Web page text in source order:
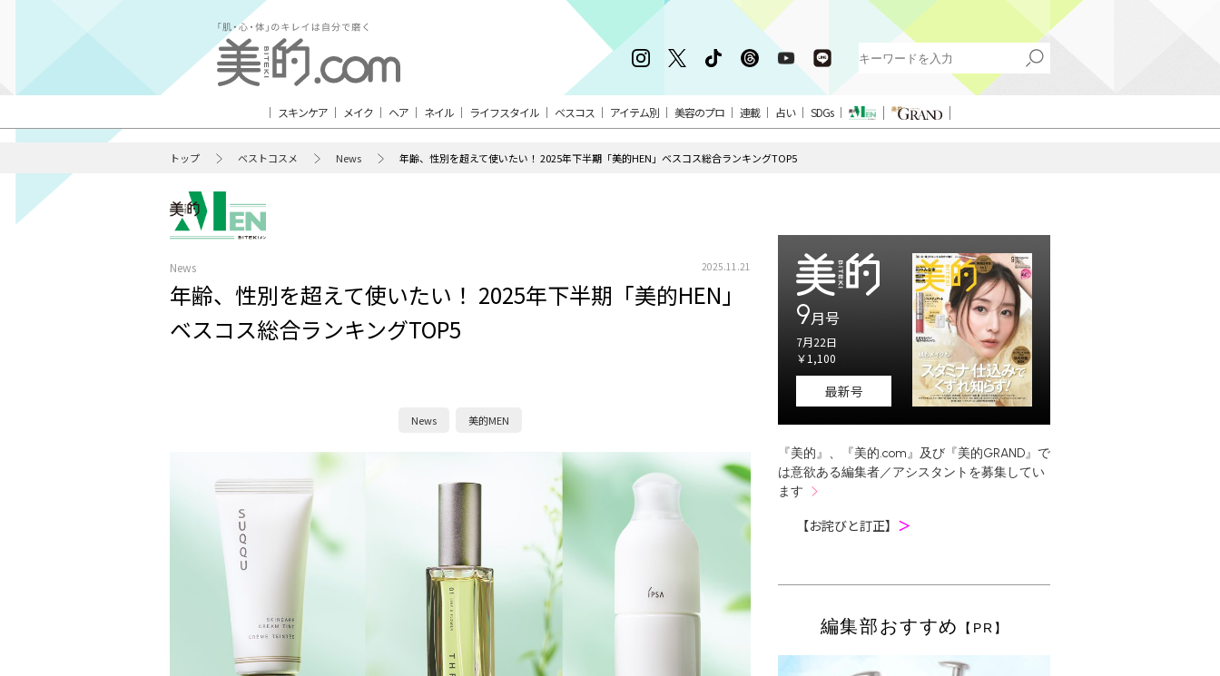
スキンケア メイク ヘア ネイル ライフスタイル ベスコス アイテム別 美容のプロ 連載 占い SDGs
トップ ベストコスメ News 年齢、性別を超えて使いたい！ 2025年下半期「美的HEN」ベスコス総合ランキングTOP5
News 2025.11.21
年齢、性別を超えて使いたい！ 2025年下半期「美的HEN」
ベスコス総合ランキングTOP5
News 美的MEN
9月号
7月22日
￥1,100
最新号
『美的』、『美的.com』及び『美的GRAND』で
は意欲ある編集者／アシスタントを募集してい
ます
【お詫びと訂正】 ＞
編集部おすすめ 【PR】